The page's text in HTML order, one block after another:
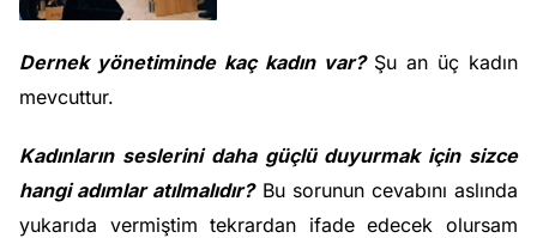
Dernek yönetiminde kaç kadın var?Şu an üç kadın
mevcuttur.
Kadınların seslerini daha güçlü duyurmak için sizce
hangi adımlar atılmalıdır?Bu sorunun cevabını aslında
yukarıda vermiştim tekrardan ifade edecek olursam